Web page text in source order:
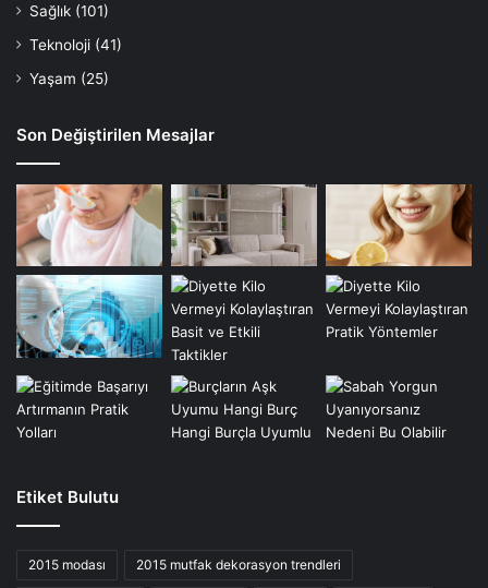
Sağlık (101)
Teknoloji (41)
Yaşam (25)
Son Değiştirilen Mesajlar
Etiket Bulutu
2015 modası 2015 mutfak dekorasyon trendleri